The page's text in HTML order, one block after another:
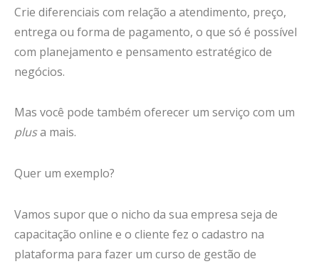
Crie diferenciais com relação a atendimento, preço,
entrega ou forma de pagamento, o que só é possível
com planejamento e pensamento estratégico de
negócios.
Mas você pode também oferecer um serviço com um
plusa mais.
Quer um exemplo?
Vamos supor que o nicho da sua empresa seja de
capacitação online e o cliente fez o cadastro na
plataforma para fazer um curso de gestão de